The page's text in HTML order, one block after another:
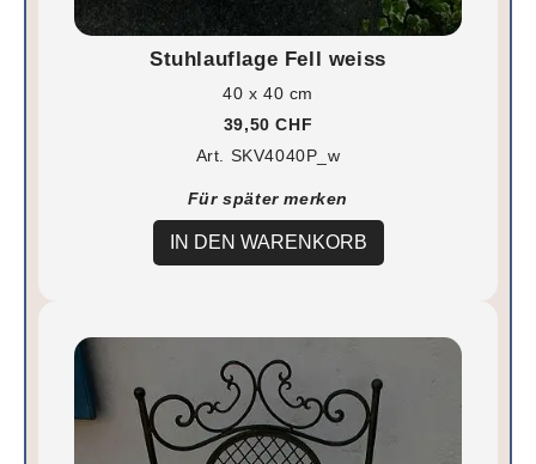
Stuhlauflage Fell weiss
40 x 40 cm
39,50 CHF
Art. SKV4040P_w
Für später merken
IN DEN WARENKORB